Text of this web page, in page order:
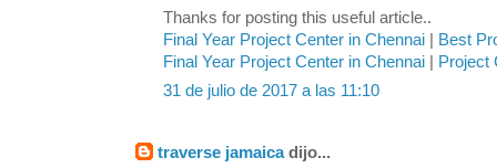
Thanks for posting this useful article..
Final Year Project Center in Chennai
Best
Final Year Project Center in Chennai
Project
31 de julio de 2017 a las 11:10
traverse jamaicadijo...